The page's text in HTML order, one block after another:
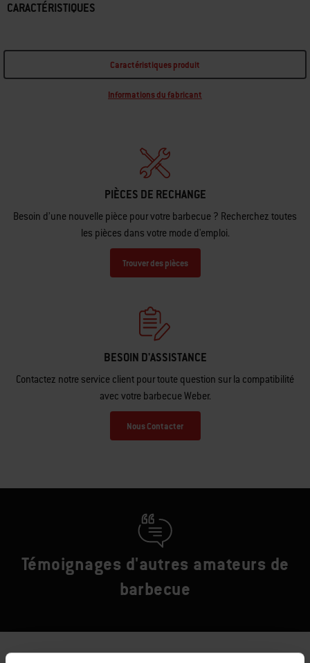
CARACTÉRISTIQUES
Caractéristiques produit
Informations du fabricant
PIÈCES DE RECHANGE
Besoin d’une nouvelle pièce pour votre barbecue ? Recherchez toutes
les pièces dans votre mode d'emploi.
Trouver des pièces
BESOIN D'ASSISTANCE
Contactez notre service client pour toute question sur la compatibilité
avec votre barbecue Weber.
Nous Contacter
Témoignages d'autres amateurs de
barbecue